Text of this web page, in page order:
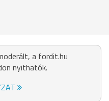
a fordit.hu
nyithatók.